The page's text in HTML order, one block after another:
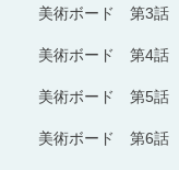
美術ボード 第3話
美術ボード 第4話
美術ボード 第5話
美術ボード 第6話